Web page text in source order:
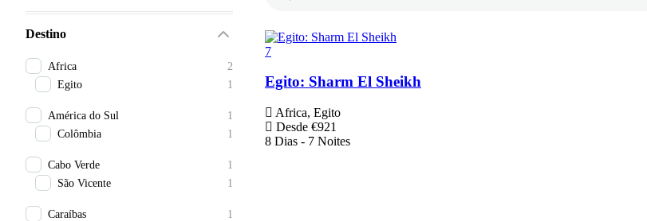
Destino
Africa
2
Egito
1
América do Sul
1
Colômbia
1
Cabo Verde
1
São Vicente
1
Caraíbas
1
7
Egito: Sharm El Sheikh
Africa, Egito
Desde €921
8 Dias - 7 Noites